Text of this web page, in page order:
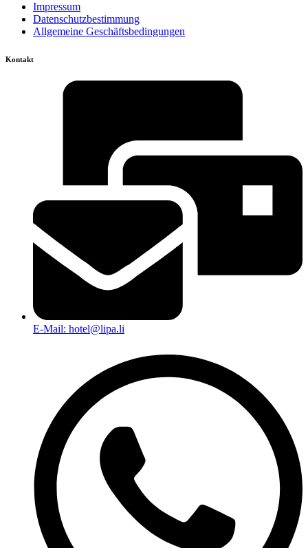
Impressum
Datenschutzbestimmung
Allgemeine Geschäftsbedingungen
Kontakt
E-Mail: hotel@lipa.li